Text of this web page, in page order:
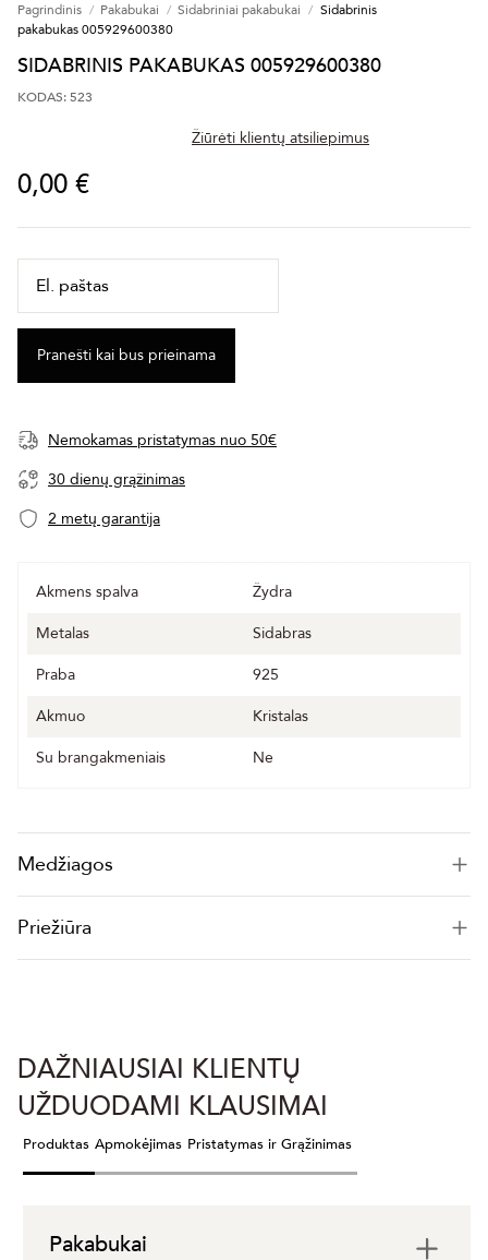
Pagrindinis Pakabukai Sidabriniai pakabukai
Sidabrinis
pakabukas 005929600380
SIDABRINIS PAKABUKAS 005929600380
KODAS: 523
Žiūrėti klientų atsiliepimus
0,00 €
Nemokamas pristatymas nuo 50€
30 dienų grąžinimas
2 metų garantija
Akmens spalva
Žydra
Metalas
Sidabras
Praba
925
Akmuo
Kristalas
Su brangakmeniais
Ne
Medžiagos
Priežiūra
DAŽNIAUSIAI KLIENTŲ
UŽDUODAMI KLAUSIMAI
Produktas Apmokėjimas Pristatymas ir Grąžinimas
Pakabukai